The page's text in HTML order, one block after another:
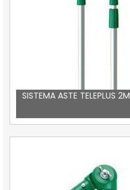
SISTEMA ASTE TELEPLUS 2M